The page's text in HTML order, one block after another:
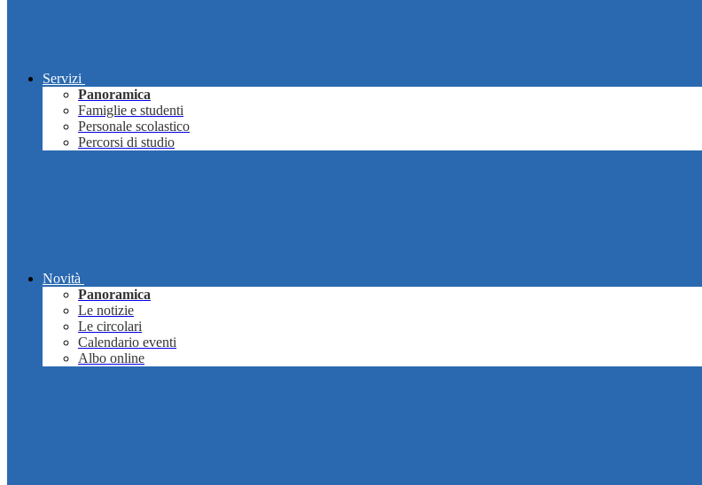
Servizi
Panoramica
Famiglie e studenti
Personale scolastico
Percorsi di studio
Novità
Panoramica
Le notizie
Le circolari
Calendario eventi
Albo online